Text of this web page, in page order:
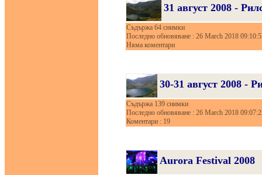
31 август 2008 -
Съдържа 64 снимки
Последно обновяване : 26 March 2018
Няма коментари
30-31 август 2008 -
Съдържа 139 снимки
Последно обновяване : 26 March 2018
Коментари : 19
Aurora Festival 2008